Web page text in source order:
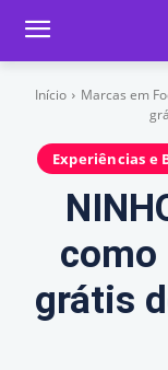
Início Marcas em
Experiências e
como
grátis